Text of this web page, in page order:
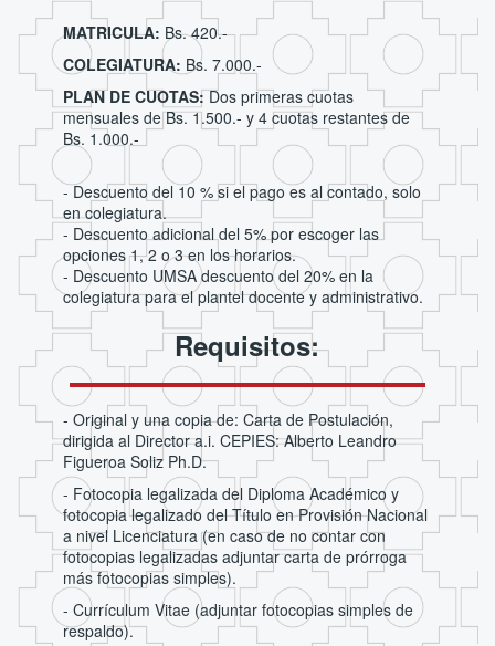
MATRICULA: Bs. 420.-
COLEGIATURA: Bs. 7.000.-
PLAN DE CUOTAS:Dos primeras cuotas
mensuales de Bs. 1.500.- y 4 cuotas restantes de
Bs. 1.000.-
- Descuento del 10 % si el pago es al contado, solo
en colegiatura.
- Descuento adicional del 5% por escoger las
opciones 1, 2 o 3 en los horarios.
- Descuento UMSA descuento del 20% en la
colegiatura para el plantel docente y administrativo.
Requisitos:
- Original y una copia de: Carta de Postulación,
dirigida al Director a.i. CEPIES: Alberto Leandro
Figueroa Soliz Ph.D.
- Fotocopia legalizada del Diploma Académico y
fotocopia legalizado del Título en Provisión Nacional
a nivel Licenciatura (en caso de no contar con
fotocopias legalizadas adjuntar carta de prórroga
más fotocopias simples).
- Currículum Vitae (adjuntar fotocopias simples de
respaldo).